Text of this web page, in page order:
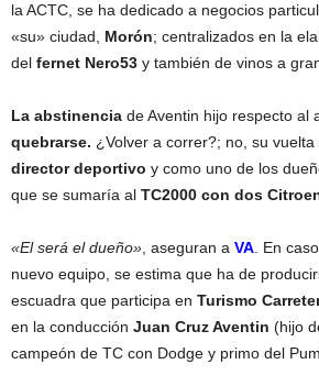
la ACTC, se ha dedicado a negocios
«su» ciudad, Morón; centralizados en la
del fernet Nero53 y también de vinos a
La abstinencia de Aventin hijo respecto al
quebrarse. ¿Volver a correr?; no, su
director deportivo y como uno de los
que se sumaría al TC2000 con dos
«El será el dueño» , aseguran a VA . En
nuevo equipo, se estima que ha de
escuadra que participa en Turismo
en la conducción Juan Cruz Aventin (hijo
campeón de TC con Dodge y primo del